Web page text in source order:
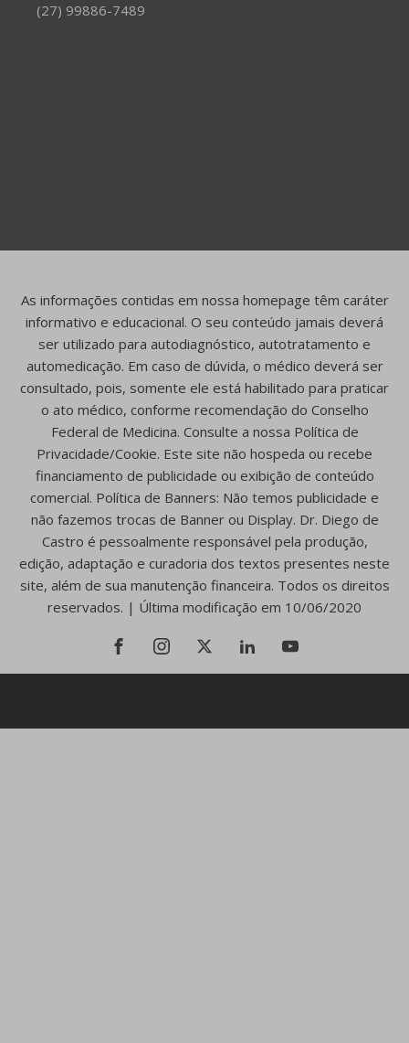
(27) 99886-7489
As informações contidas em nossa homepage têm caráter
informativo e educacional. O seu conteúdo jamais deverá
ser utilizado para autodiagnóstico, autotratamento e
automedicação. Em caso de dúvida, o médico deverá ser
consultado, pois, somente ele está habilitado para praticar
o ato médico, conforme recomendação do Conselho
Federal de Medicina. Consulte a nossa Política de
Privacidade/Cookie. Este site não hospeda ou recebe
financiamento de publicidade ou exibição de conteúdo
comercial. Política de Banners: Não temos publicidade e
não fazemos trocas de Banner ou Display. Dr. Diego de
Castro é pessoalmente responsável pela produção,
edição, adaptação e curadoria dos textos presentes neste
site, além de sua manutenção financeira. Todos os direitos
reservados. | Última modificação em 10/06/2020